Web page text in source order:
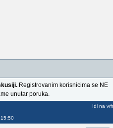
Registrovanim korisnicima se NE
unutar poruka.
Idi na vrh